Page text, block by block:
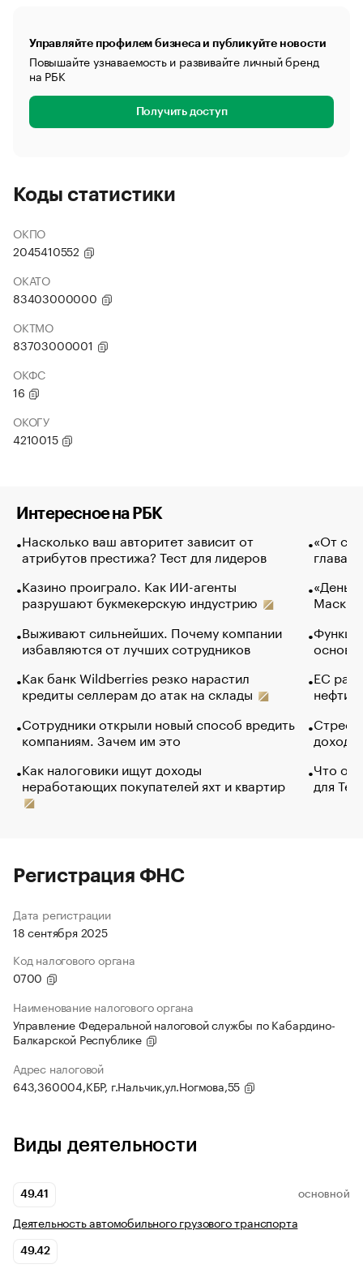
Управляйте профилем бизнеса и публикуйте новости
Повышайте узнаваемость и развивайте личный бренд
на РБК
Получить доступ
Коды статистики
ОКПО
2045410552
ОКАТО
83403000000
ОКТМО
83703000001
ОКФС
16
ОКОГУ
4210015
Интересное на РБК
Насколько ваш авторитет зависит от
атрибутов престижа? Тест для лидеров
Казино проиграло. Как ИИ-агенты
разрушают букмекерскую индустрию
Выживают сильнейших. Почему компании
избавляются от лучших сотрудников
Как банк Wildberries резко нарастил
кредиты селлерам до атак на склады
Сотрудники открыли новый способ вредить
компаниям. Зачем им это
Как налоговики ищут доходы
неработающих покупателей яхт и квартир
«От
глава
Маск в
основ
ЕС
нефти
Что
для
Регистрация ФНС
Дата регистрации
18 сентября 2025
Код налогового органа
0700
Наименование налогового органа
Управление Федеральной налоговой службы по Кабардино-
Балкарской Республике
Адрес налоговой
643,360004,КБР, г.Нальчик,ул.Ногмова,55
Виды деятельности
49.41 ОСНОВНОЙ
Деятельность автомобильного грузового транспорта
49.42